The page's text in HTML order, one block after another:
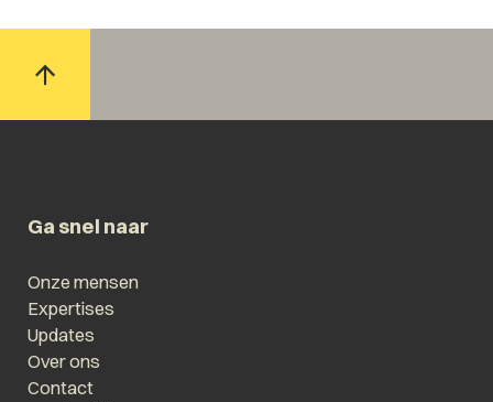
Ga snel naar
Onze mensen
Expertises
Updates
Over ons
Contact